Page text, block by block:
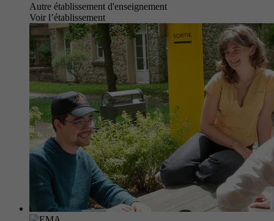
Autre établissement d'enseignement
Voir l’établissement